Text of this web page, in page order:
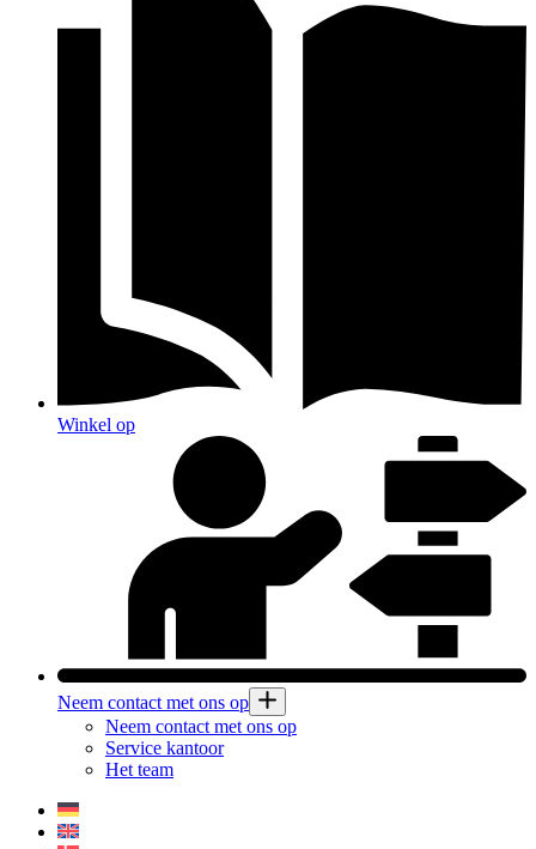
Winkel op
Neem contact met ons op
Neem contact met ons op
Service kantoor
Het team